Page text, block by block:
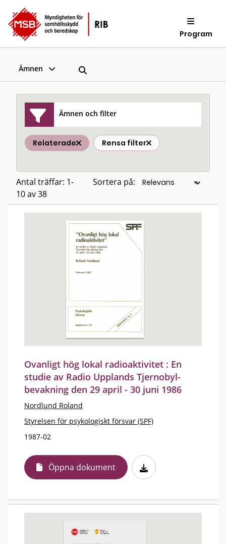
Program
Ämnen
Ämnen och filter
Relaterade Rensa filter
Antal träffar: 1-
10 av 38
Sortera på:
Ovanligt hög lokal radioaktivitet : En
studie av Radio Upplands Tjernobyl-
bevakning den 29 april - 30 juni 1986
Nordlund Roland
Styrelsen för psykologiskt försvar (SPF)
1987-02
Öppna dokument